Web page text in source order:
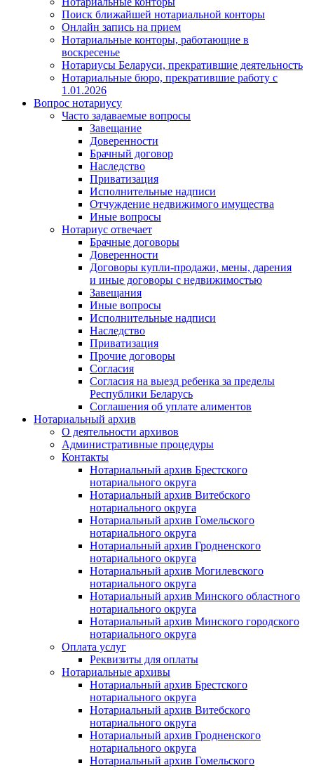
Поиск ближайшей нотариальной конторы
Онлайн запись на прием
Нотариальные конторы, работающие в
воскресенье
Нотариусы Беларуси, прекратившие деятельность
Нотариальные бюро, прекратившие работу с
1.01.2026
Вопрос нотариусу
Часто задаваемые вопросы
Завещание
Доверенности
Брачный договор
Наследство
Приватизация
Исполнительные надписи
Отчуждение недвижимого имущества
Иные вопросы
Нотариус отвечает
Брачные договоры
Доверенности
Договоры купли-продажи, мены, дарения
и иные договоры с недвижимостью
Завещания
Иные вопросы
Исполнительные надписи
Наследство
Приватизация
Прочие договоры
Согласия
Согласия на выезд ребенка за пределы
Республики Беларусь
Соглашения об уплате алиментов
Нотариальный архив
О деятельности архивов
Административные процедуры
Контакты
Нотариальный архив Брестского
нотариального округа
Нотариальный архив Витебского
нотариального округа
Нотариальный архив Гомельского
нотариального округа
Нотариальный архив Гродненского
нотариального округа
Нотариальный архив Могилевского
нотариального округа
Нотариальный архив Минского областного
нотариального округа
Нотариальный архив Минского городского
нотариального округа
Оплата услуг
Реквизиты для оплаты
Нотариальные архивы
Нотариальный архив Брестского
нотариального округа
Нотариальный архив Витебского
нотариального округа
Нотариальный архив Гродненского
нотариального округа
Нотариальный архив Гомельского